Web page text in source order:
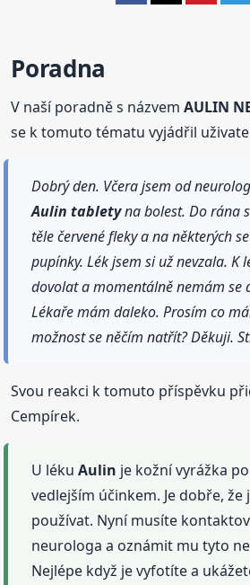
Poradna
V naší poradně s názvemAULIN
se k tomuto tématu vyjádřil
Dobrý den. Včera jsem od
Aulin tabletyna bolest. Do rána
těle červené fleky a na některých
pupínky. Lék jsem si už nevzala. K
dovolat a momentálně nemám se
Lékaře mám daleko. Prosím co
možnost se něčím natřít? Děkuji.
Svou reakci k tomuto příspěvku
Cempírek.
U lékuAulin je kožní vyrážka
vedlejším účinkem. Je dobře, že
používat. Nyní musíte
neurologa a oznámit mu tyto
Nejlépe když je vyfotíte a